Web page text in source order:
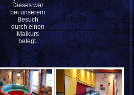
Dieses war
bei unserem
Besuch
durch einen
Malkurs
belegt.